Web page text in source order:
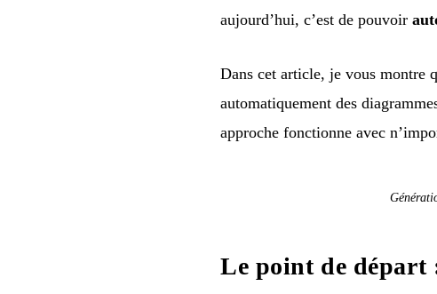
aujourd’hui, c’est de pouvoir
Dans cet article, je vous montre
automatiquement des
approche fonctionne avec
Le point de départ